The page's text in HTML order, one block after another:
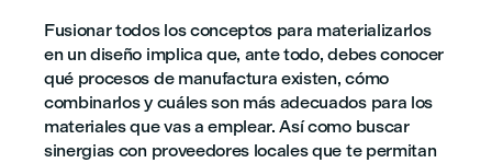
Fusionar todos los conceptos para materializarlos
en un diseño implica que, ante todo, debes conocer
qué procesos de manufactura existen, cómo
combinarlos y cuáles son más adecuados para los
materiales que vas a emplear. Así como buscar
sinergias con proveedores locales que te permitan